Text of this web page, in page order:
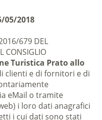
05/2018
679 DEL
CONSIGLIO
Turistica Prato allo
clienti e di fornitori e di
eMail o tramite
i loro dati anagrafici
i cui dati sono stati